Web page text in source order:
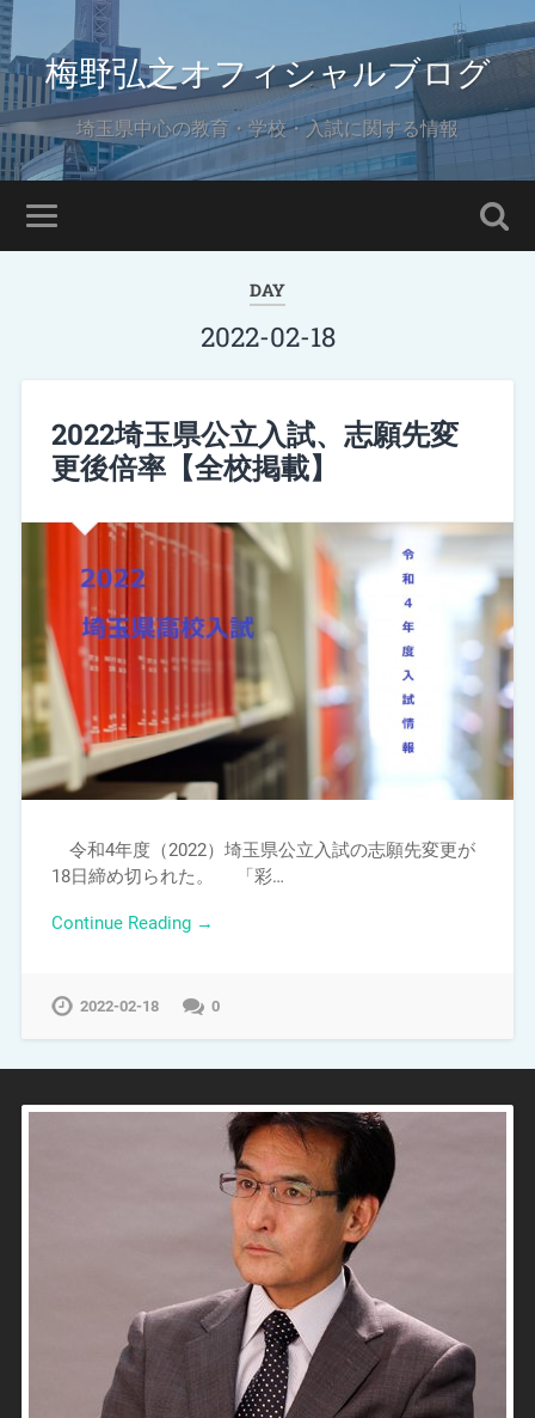
梅野弘之オフィシャルブログ
埼玉県中心の教育・学校・入試に関する情報
DAY
2022-02-18
2022埼玉県公立入試、志願先変
更後倍率【全校掲載】
令和4年度（2022）埼玉県公立入試の志願先変更が
18日締め切られた。 「彩…
Continue Reading →
2022-02-18 0